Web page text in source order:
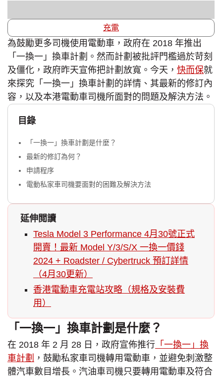
充電
為鼓勵更多司機使用電動車，政府在 2018 年推出
「一換一」換車計劃。然而計劃被批評門檻過於苛刻
及僵化，政府昨天宣佈把計劃放寬。今天， 快而保就
來探究「一換一」換車計劃的詳情、其最新的修訂內
容，以及本港電動車司機所面對的問題及解決方法。
目錄
「一換一」換車計劃是什麼？
最新的修訂為何？
申請程序
電動私家車司機要面對的困難及解決方法
延伸閲讀
Tesla Model 3 Performance 4月30號正式
開賣！最新 Model Y/3/S/X 一換一價錢
2024 + Roadster / Cybertruck 預訂詳情
（4月30更新）
香港電動車充電站攻略（規格及安裝費
用）
「一換一」換車計劃是什麼？
在 2018 年 2 月 28 日，政府宣佈推行 「一換一」換
車計劃 ，鼓勵私家車司機轉用電動車，並避免刺激整
體汽車數目增長。汽油車司機只要轉用電動車及符合